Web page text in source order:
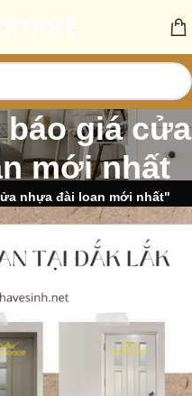
báo giá cửa
mới nhất
nhựa đài loan mới nhất"